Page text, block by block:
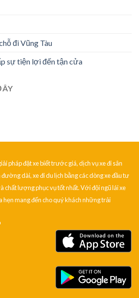
đi Vũng Tàu
sự tiện lợi đến tận cửa
pháp đặt xe biết trước giá, dịch vụ xe đi sân
đường dài, xe đi du lịch bằng các dòng xe đầu tư
chất lượng phục vụ tốt nhất. Với đội ngũ lái xe
hẹn mang đến cho quý khách những trải